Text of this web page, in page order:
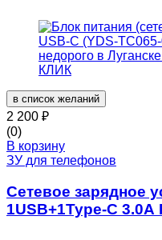
в список желаний
2 200 ₽
(0)
В корзину
ЗУ для телефонов
Сетевое зарядное
1USB+1Type-C